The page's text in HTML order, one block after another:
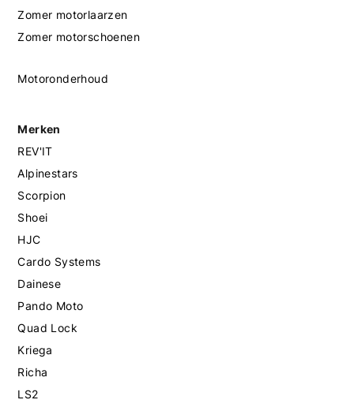
Zomer motorlaarzen
Zomer motorschoenen
Motoronderhoud
Merken
REV'IT
Alpinestars
Scorpion
Shoei
HJC
Cardo Systems
Dainese
Pando Moto
Quad Lock
Kriega
Richa
LS2